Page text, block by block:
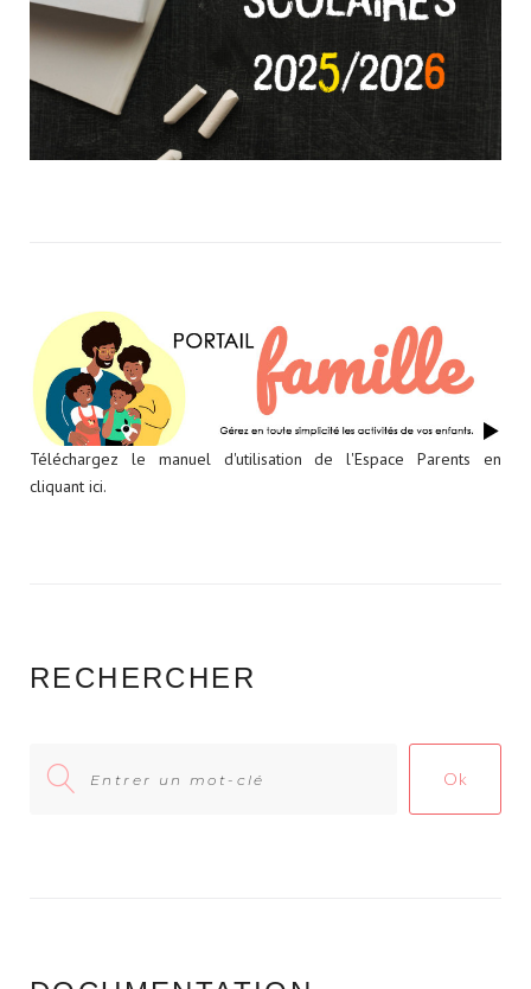
Téléchargez le manuel d'utilisation de l'Espace Parents en
cliquant ici.
RECHERCHER
for:
Ok